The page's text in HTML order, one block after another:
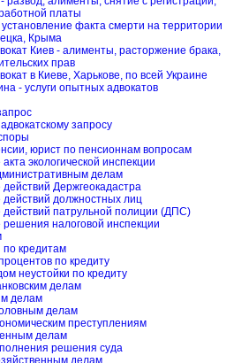
платы
факта смерти на территории
Крыма
Киев - алименты, расторжение брака,
прав
в Киеве, Харькове, по всей Украине
- услуги опытных адвокатов
запросу
юрист по пенсионнам вопросам
экологической инспекции
делам
Держгеокадастра
должностных лиц
патрульной полиции (ДПС)
налоговой инспекции
по кредитам
по кредиту
неустойки по кредиту
делам
делам
делам
преступлениям
делам
решения суда
делам